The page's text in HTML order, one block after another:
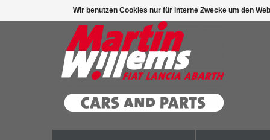
Wir benutzen Cookies nur für interne Zwecke um den